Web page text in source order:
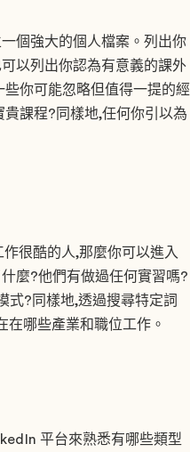
個強大的個人檔案。列出你
以列出你認為有意義的課外
你可能忽略但值得一提的經
課程?同樣地,任何你引以為
很酷的人,那麼你可以進入
麼?他們有做過任何實習嗎?
式?同樣地,透過搜尋特定詞
哪些產業和職位工作。
平台來熟悉有哪些類型